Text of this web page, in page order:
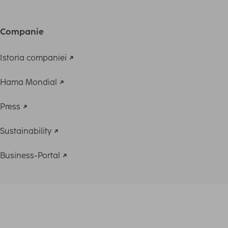
Companie
Istoria companiei
Hama Mondial
Press
Sustainability
Business-Portal